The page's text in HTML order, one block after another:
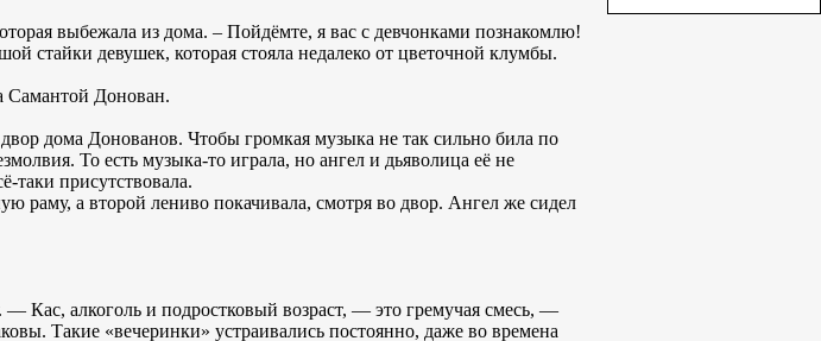
выбежала из дома. – Пойдёмте, я вас с девчонками познакомлю!
стайки девушек, которая стояла недалеко от цветочной клумбы.
Самантой Донован.
дома Донованов. Чтобы громкая музыка не так сильно била по
То есть музыка-то играла, но ангел и дьяволица её не
таки присутствовала.
раму, а второй лениво покачивала, смотря во двор. Ангел же сидел
Кас, алкоголь и подростковый возраст, — это гремучая смесь, —
Такие «вечеринки» устраивались постоянно, даже во времена